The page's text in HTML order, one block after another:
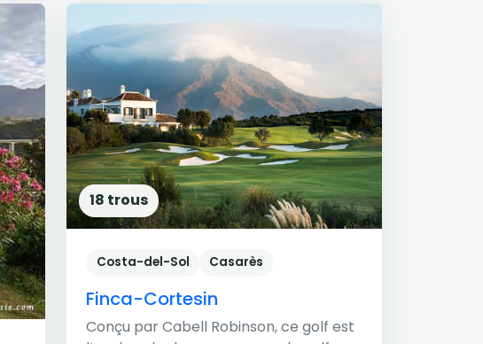
18 trous
Costa-del-Sol Casarès
Finca-Cortesin
Conçu par Cabell Robinson, ce golf est